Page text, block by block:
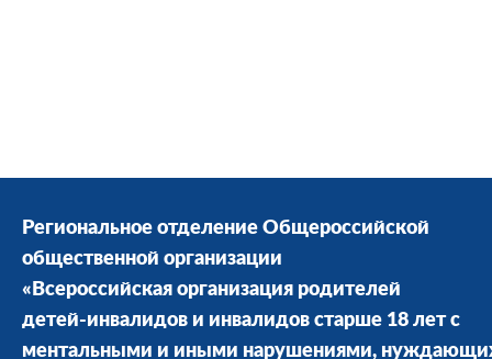
Региональное отделение Общероссийской
общественной организации
«Всероссийская организация родителей
детей-инвалидов и инвалидов старше 18 лет с
ментальными и иными нарушениями,